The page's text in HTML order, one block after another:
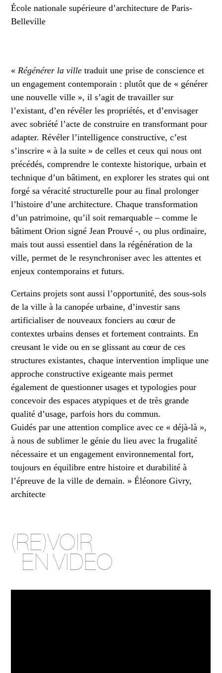
École nationale supérieure d’architecture de Paris-
Belleville
«Régénérer la ville traduit une prise de conscience et
un engagement contemporain : plutôt que de « générer
une nouvelle ville », il s’agit de travailler sur
l’existant, d’en révéler les propriétés, et d’envisager
avec sobriété l’acte de construire en transformant pour
adapter. Révéler l’intelligence constructive, c’est
s’inscrire « à la suite » de celles et ceux qui nous ont
précédés, comprendre le contexte historique, urbain et
technique d’un bâtiment, en explorer les strates qui ont
forgé sa véracité structurelle pour au final prolonger
l’histoire d’une architecture. Chaque transformation
d’un patrimoine, qu’il soit remarquable – comme le
bâtiment Orion signé Jean Prouvé -, ou plus ordinaire,
mais tout aussi essentiel dans la régénération de la
ville, permet de le resynchroniser avec les attentes et
enjeux contemporains et futurs.
Certains projets sont aussi l’opportunité, des sous-sols
de la ville à la canopée urbaine, d’investir sans
artificialiser de nouveaux fonciers au cœur de
contextes urbains denses et fortement contraints. En
creusant le vide ou en se glissant au cœur de ces
structures existantes, chaque intervention implique une
approche constructive exigeante mais permet
également de questionner usages et typologies pour
concevoir des espaces atypiques et de très grande
qualité d’usage, parfois hors du commun.
Guidés par une attention complice avec ce « déjà-là »,
à nous de sublimer le génie du lieu avec la frugalité
nécessaire et un engagement environnemental fort,
toujours en équilibre entre histoire et durabilité à
l’épreuve de la ville de demain. » Éléonore Givry,
architecte
(RE)VOIR
EN VIDÉO